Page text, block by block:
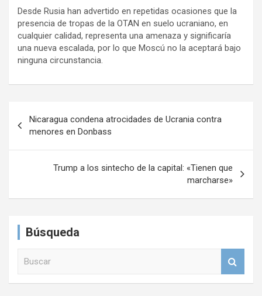
Desde Rusia han advertido en repetidas ocasiones que la
presencia de tropas de la OTAN en suelo ucraniano, en
cualquier calidad, representa una amenaza y significaría
una nueva escalada, por lo que Moscú no la aceptará bajo
ninguna circunstancia.
v
a
n
Nicaragua condena atrocidades de Ucrania contra
menores en Donbass
Trump a los sintecho de la capital: «Tienen que
marcharse»
Búsqueda